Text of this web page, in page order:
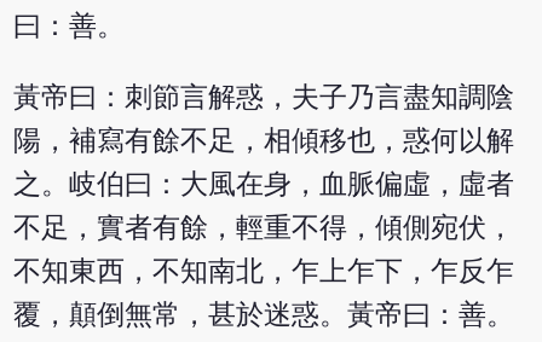
曰：善。
黃帝曰：刺節言解惑，夫子乃言盡知調陰
陽，補寫有餘不足，相傾移也，惑何以解
之。岐伯曰：大風在身，血脈偏虛，虛者
不足，實者有餘，輕重不得，傾側宛伏，
不知東西，不知南北，乍上乍下，乍反乍
覆，顛倒無常，甚於迷惑。黃帝曰：善。